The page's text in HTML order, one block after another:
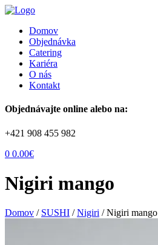
Menu
Domov
Objednávka
Catering
Kariéra
O nás
Kontakt
Objednávajte online alebo na:
+421 908 455 982
0 0.00€
Nigiri mango
Domov / SUSHI /Nigiri /Nigiri mango